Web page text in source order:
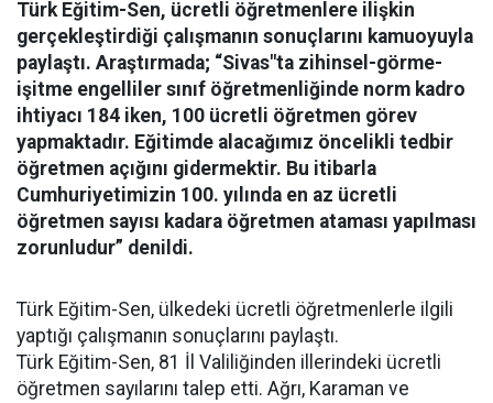
Türk Eğitim-Sen, ücretli öğretmenlere ilişkin
gerçekleştirdiği çalışmanın sonuçlarını kamuoyuyla
paylaştı. Araştırmada; “Sivas"ta zihinsel-görme-
işitme engelliler sınıf öğretmenliğinde norm kadro
ihtiyacı 184 iken, 100 ücretli öğretmen görev
yapmaktadır. Eğitimde alacağımız öncelikli tedbir
öğretmen açığını gidermektir. Bu itibarla
Cumhuriyetimizin 100. yılında en az ücretli
öğretmen sayısı kadara öğretmen ataması yapılması
zorunludur” denildi.
Türk Eğitim-Sen, ülkedeki ücretli öğretmenlerle ilgili
yaptığı çalışmanın sonuçlarını paylaştı.
Türk Eğitim-Sen, 81 İl Valiliğinden illerindeki ücretli
öğretmen sayılarını talep etti. Ağrı, Karaman ve